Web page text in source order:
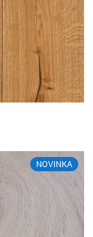
NOVINKA